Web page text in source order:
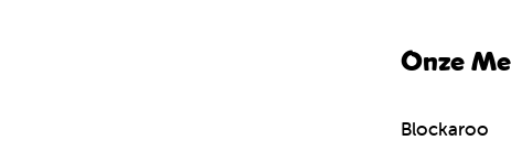
Onze
Blockaroo